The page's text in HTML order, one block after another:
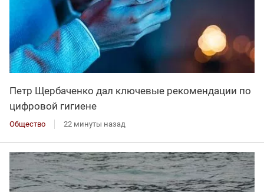
Петр Щербаченко дал ключевые рекомендации по
цифровой гигиене
Общество 22 минуты назад